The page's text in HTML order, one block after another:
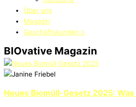
Über uns
Magazin
Geschäftskunden >
BIOvative Magazin
Neues Biomüll-Gesetz 2025: